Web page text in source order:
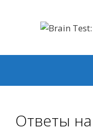
содержимому
Ответы